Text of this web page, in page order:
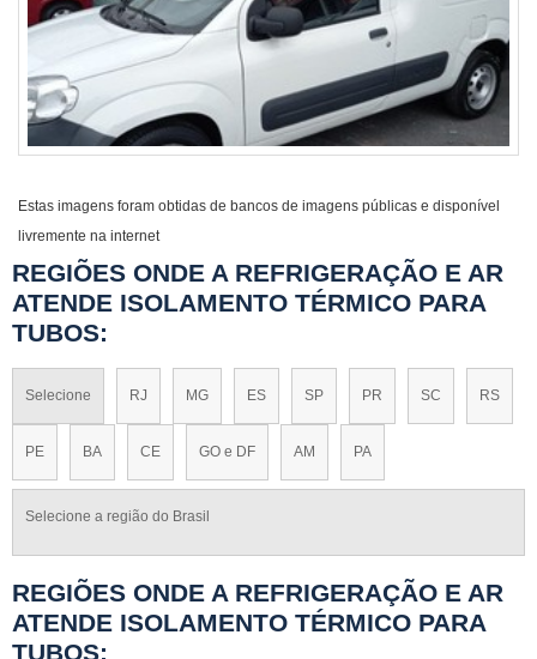
Estas imagens foram obtidas de bancos de imagens públicas e disponível
livremente na internet
REGIÕES ONDE A REFRIGERAÇÃO E AR
ATENDE ISOLAMENTO TÉRMICO PARA
TUBOS:
Selecione RJ MG ES SP PR SC RS
PE BA CE GO e DF AM PA
Selecione a região do Brasil
REGIÕES ONDE A REFRIGERAÇÃO E AR
ATENDE ISOLAMENTO TÉRMICO PARA
TUBOS: